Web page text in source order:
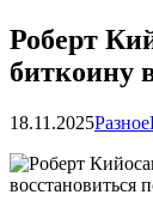
Роберт
биткоину
18.11.2025Разное